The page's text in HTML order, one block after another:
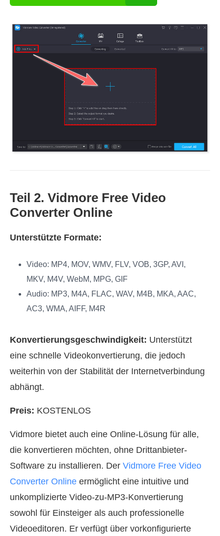
Teil 2. Vidmore Free Video
Converter Online
Unterstützte Formate:
Video: MP4, MOV, WMV, FLV, VOB, 3GP, AVI,
MKV, M4V, WebM, MPG, GIF
Audio: MP3, M4A, FLAC, WAV, M4B, MKA, AAC,
AC3, WMA, AIFF, M4R
Konvertierungsgeschwindigkeit: Unterstützt
eine schnelle Videokonvertierung, die jedoch
weiterhin von der Stabilität der Internetverbindung
abhängt.
Preis: KOSTENLOS
Vidmore bietet auch eine Online-Lösung für alle,
die konvertieren möchten, ohne Drittanbieter-
Software zu installieren. Der Vidmore Free Video
Converter Online ermöglicht eine intuitive und
unkomplizierte Video-zu-MP3-Konvertierung
sowohl für Einsteiger als auch professionelle
Videoeditoren. Er verfügt über vorkonfigurierte